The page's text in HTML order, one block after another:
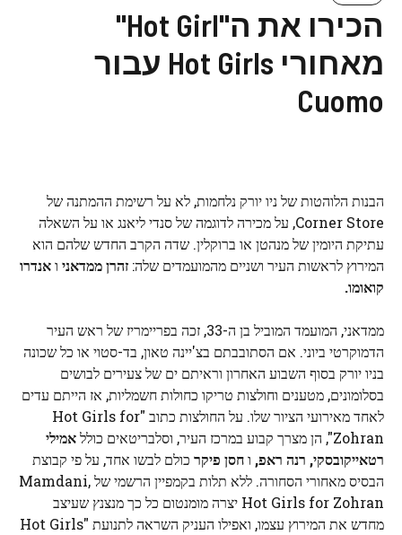
הכירו את ה"Hot Girl"
מאחורי Hot Girls עבור
Cuomo
הבנות הלוהטות של ניו יורק נלחמות, לא על רשימת ההמתנה של
Corner Store, על מכירה לדוגמה של סנדי ליאנג או על השאלה
עתיקת היומין של מנהטן או ברוקלין. שדה הקרב החדש שלהם הוא
המירוץ לראשות העיר ושניים מהמועמדים שלה: זהרן ממדאני ואנדרו
קואומו.
ממדאני, המועמד המוביל בן ה-33, זכה בפריימריז של ראש העיר
הדמוקרטי ביוני. אם הסתובבתם בצ'יינה טאון, בד-סטוי או כל שכונה
בניו יורק בסוף השבוע האחרון וראיתם ים של צעירים לבושים
בסלומונים, מטענים וחולצות טריקו כחולות חשמליות, אז הייתם עדים
לאחד מאירועי הציור שלו. על החולצות כתוב "Hot Girls for
Zohran", הן מצרך קבוע במרכז העיר, וסלבריטאים כולל
אמילי
רטאייקובסקי, רנה ראפ, וחסן פיקר כולם לבשו אחד, על פי קבוצת
הבסיס מאחורי הסחורה. ללא תלות בקמפיין הרשמי של Mamdani,
Hot Girls for Zohran יצרה מומנטום כל כך מנצנץ שעיצב
מחדש את המירוץ עצמו, ואפילו העניק השראה לתנועת "Hot Girls